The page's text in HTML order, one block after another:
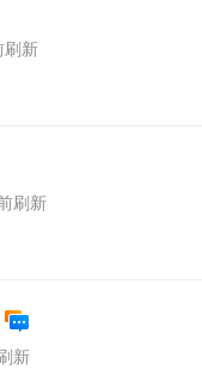
刷新
刷新
新